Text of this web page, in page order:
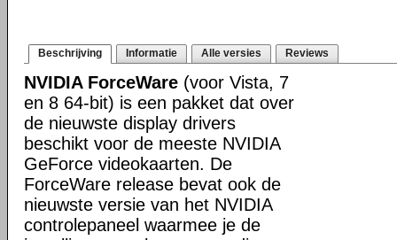
Beschrijving Informatie Alle versies Reviews
NVIDIA ForceWare (voor Vista, 7
en 8 64-bit) is een pakket dat over
de nieuwste display drivers
beschikt voor de meeste NVIDIA
GeForce videokaarten. De
ForceWare release bevat ook de
nieuwste versie van het NVIDIA
controlepaneel waarmee je de